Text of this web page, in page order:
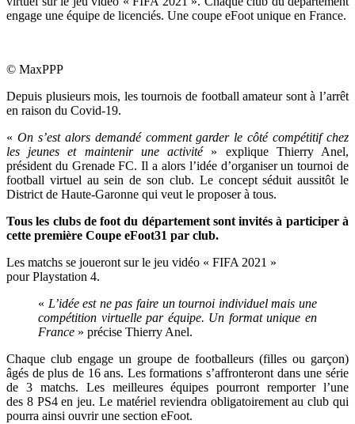
engage une équipe de licenciés. Une coupe eFoot unique en France.
© MaxPPP
Depuis plusieurs mois, les tournois de football amateur sont à l’arrêt
en raison du Covid-19.
« On s’est alors demandé comment garder le côté compétitif chez
les jeunes et maintenir une activité» explique Thierry Anel,
président du Grenade FC. Il a alors l’idée d’organiser un tournoi de
football virtuel au sein de son club. Le concept séduit aussitôt le
District de Haute-Garonne qui veut le proposer à tous.
Tous les clubs de foot du département sont invités à participer à
cette première Coupe eFoot31 par club.
Les matchs se joueront sur le jeu vidéo « FIFA 2021 »
pourPlaystation 4.
« L’idée est ne pas faire un tournoi individuel mais une
compétition virtuelle par équipe. Un format unique en
France » précise Thierry Anel.
Chaque club engage un groupe de footballeurs (filles ou garçon)
âgés de plus de 16 ans. Les formations s’affronteront dans une série
de 3 matchs. Les meilleures équipes pourront remporter l’une
des 8 PS4 en jeu. Le matériel reviendra obligatoirement au club qui
pourra ainsi ouvrir une section eFoot.